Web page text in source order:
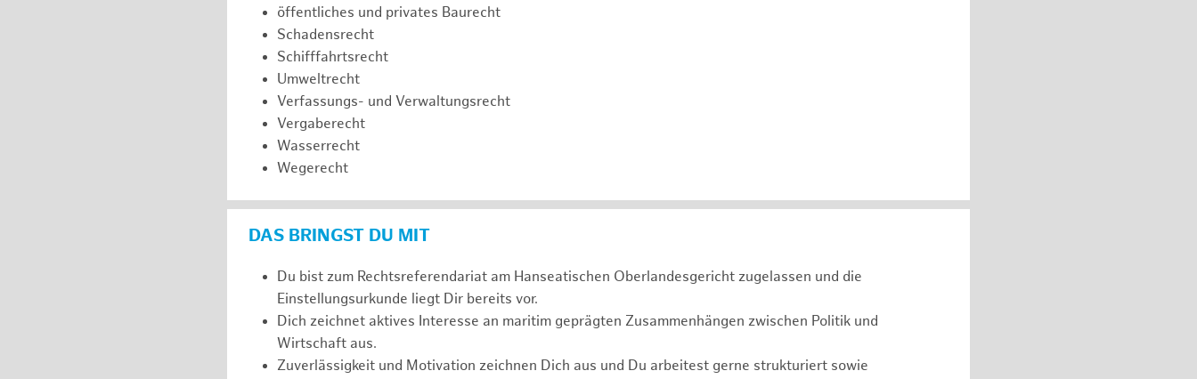
öffentliches und privates Baurecht
Schadensrecht
Schifffahrtsrecht
Umweltrecht
Verfassungs- und Verwaltungsrecht
Vergaberecht
Wasserrecht
Wegerecht
DAS BRINGST DU MIT
Du bist zum Rechtsreferendariat am Hanseatischen Oberlandesgericht zugelassen und die
Einstellungsurkunde liegt Dir bereits vor.
Dich zeichnet aktives Interesse an maritim geprägten Zusammenhängen zwischen Politik und
Wirtschaft aus.
Zuverlässigkeit und Motivation zeichnen Dich aus und Du arbeitest gerne strukturiert sowie